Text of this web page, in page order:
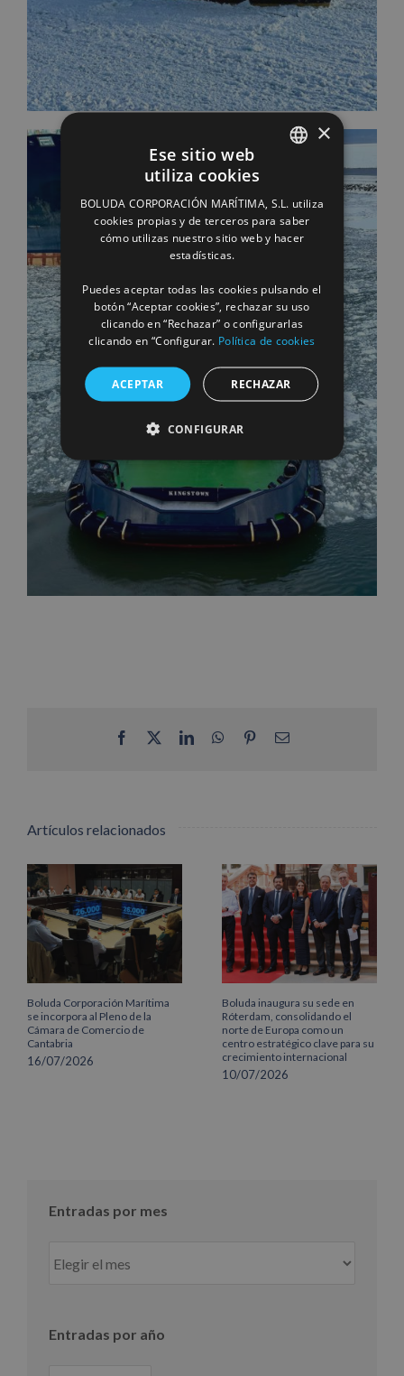
Facebook LinkedInWhatsApp
PinterestCorreo
Artículos relacionados
Boluda Corporación Marítima
se incorpora al Pleno de la
Cámara de Comercio de
Cantabria
16/07/2026
Boluda inaugura su sede en
Róterdam, consolidando el
norte de Europa como un
centro estratégico clave para su
crecimiento internacional
10/07/2026
Entradas por mes
por
Entradas por año
ENGLISH
FRENCH
×
Ese sitio web
utiliza cookies
BOLUDA CORPORACIÓN MARÍTIMA, S.L. utiliza
cookies propias y de terceros para saber
cómo utilizas nuestro sitio web y hacer
estadísticas.
Puedes aceptar todas las cookies pulsando el
botón “Aceptar cookies”, rechazar su uso
clicando en “Rechazar” o configurarlas
clicando en “Configurar. Política de cookies
ACEPTAR RECHAZAR
CONFIGURAR